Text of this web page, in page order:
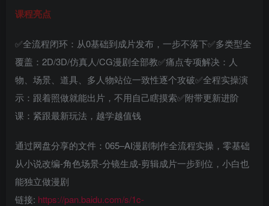
课程亮点
✅全流程闭环：从0基础到成片发布，一步不落下✅多类型全
覆盖：2D/3D/仿真人/CG漫剧全部教✅痛点专项解决：人
物、场景、道具、多人物站位一致性逐个攻破✅全程实操演
示：跟着照做就能出片，不用自己瞎摸索✅附带更新进阶
课：紧跟最新玩法，越学越值钱
通过网盘分享的文件：065–AI漫剧制作全流程实操，零基础
从小说改编-角色场景-分镜生成-剪辑成片一步到位，小白也
能独立做漫剧
链接: https://pan.baidu.com/s/1c-